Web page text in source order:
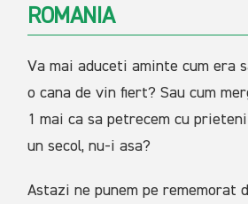
ROMANIA
Va mai aduceti aminte cum era
o cana de vin fiert? Sau cum
1 mai ca sa petrecem cu
un secol, nu-i asa?
Astazi ne punem pe rememorat